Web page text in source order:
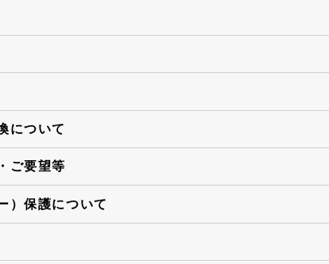
について
ご要望等
）保護について